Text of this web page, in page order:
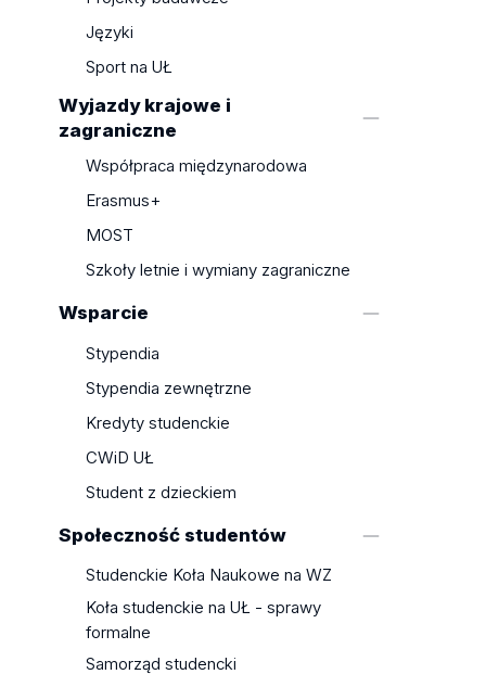
Stacjonarne II Stopnia
Przedmioty do Wyboru - Studia
Niestacjonarne II Stopnia
Języki
Sport na UŁ
Wyjazdy krajowe i
zagraniczne
Współpraca międzynarodowa
Erasmus+
MOST
Szkoły letnie i wymiany zagraniczne
Wsparcie
Stypendia
Stypendia zewnętrzne
Kredyty studenckie
CWiD UŁ
Student z dzieckiem
Społeczność studentów
Studenckie Koła Naukowe na WZ
Koła studenckie na UŁ - sprawy
formalne
Samorząd studencki